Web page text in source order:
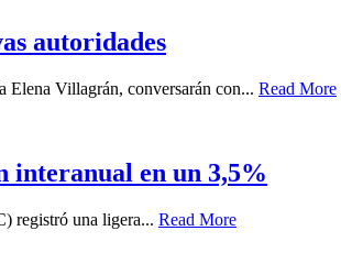
autoridades
Elena Villagrán, conversarán con... Read More
interanual en un 3,5%
registró una ligera... Read More